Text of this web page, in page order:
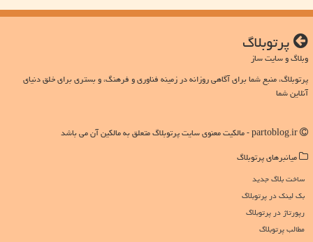
پرتوبلاگ
وبلاگ و سایت ساز
پرتوبلاگ، منبع شما برای آگاهی روزانه در زمینه فناوری و فرهنگ، و بستری برای خلق دنیای
آنلاین شما
میانبرهای پرتوبلاگ
ساخت بلاگ جدید
بک لینک در پرتوبلاگ
رپورتاژ در پرتوبلاگ
مطالب پرتوبلاگ